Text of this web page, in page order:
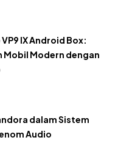
IX Android Box:
Mobil Modern dengan
dalam Sistem
Audio